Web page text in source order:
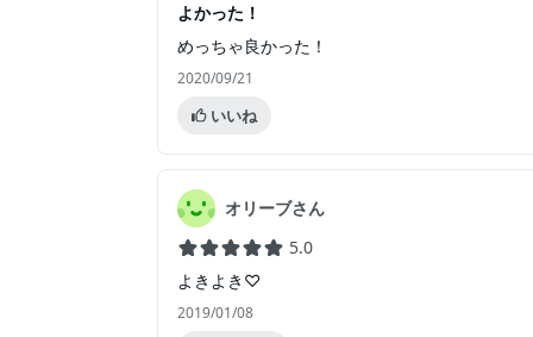
よかった！
めっちゃ良かった！
2020/09/21
いいね
オリーブさん
5.0
よきよき♡
2019/01/08